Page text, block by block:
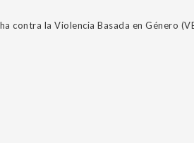
la Violencia Basada en Género